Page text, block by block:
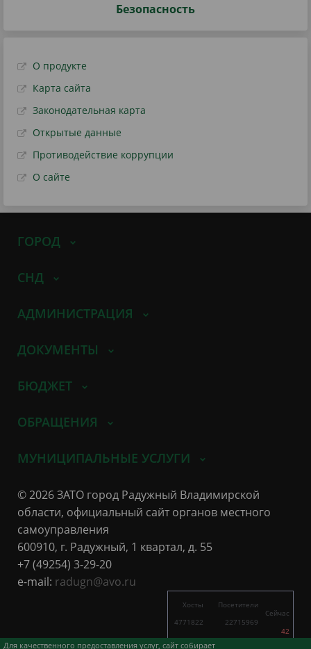
Безопасность
О продукте
Карта сайта
Законодательная карта
Открытые данные
Противодействие коррупции
О сайте
Для качественного предоставления услуг, сайт собирает
ГОРОД
СНД
АДМИНИСТРАЦИЯ
ДОКУМЕНТЫ
БЮДЖЕТ
ОБРАЩЕНИЯ
МУНИЦИПАЛЬНЫЕ УСЛУГИ
© 2026 ЗАТО город Радужный Владимирской
области, официальный сайт органов местного
самоуправления
600910, г. Радужный, 1 квартал, д. 55
+7 (49254) 3-29-20
e-mail: radugn@avo.ru
Хосты
4771822
4097
Посетители
22715969
11435
Сейчас
42